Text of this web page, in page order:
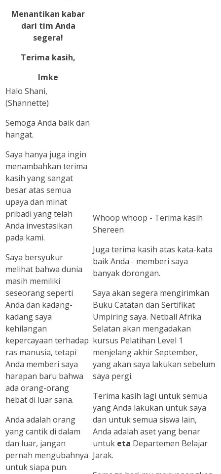
Menantikan kabar
dari tim Anda
segera!
Terima kasih,
Imke
Halo Shani,
(Shannette)
Semoga Anda baik dan
hangat.
Saya hanya juga ingin
menambahkan terima
kasih yang sangat
besar atas semua
upaya dan minat
pribadi yang telah
Anda investasikan
pada kami.
Saya bersyukur
melihat bahwa dunia
masih memiliki
seseorang seperti
Anda dan kadang-
kadang saya
kehilangan
kepercayaan terhadap
ras manusia, tetapi
Anda memberi saya
harapan baru bahwa
ada orang-orang
hebat di luar sana.
Anda adalah orang
yang cantik di dalam
dan luar, jangan
pernah mengubahnya
untuk siapa pun.
Whoop whoop - Terima kasih
Shereen
Juga terima kasih atas kata-kata
baik Anda - memberi saya
banyak dorongan.
Saya akan segera mengirimkan
Buku Catatan dan Sertifikat
Umpiring saya. Netball Afrika
Selatan akan mengadakan
kursus Pelatihan Level 1
menjelang akhir September,
yang akan saya lakukan sebelum
saya pergi.
Terima kasih lagi untuk semua
yang Anda lakukan untuk saya
dan untuk semua siswa lain,
Anda adalah aset yang benar
untuk eta Departemen Belajar
Jarak.